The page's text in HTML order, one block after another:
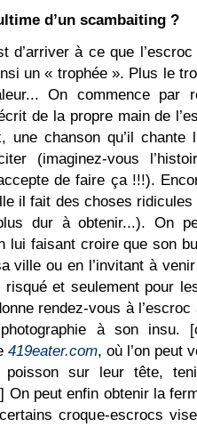
d’un scambaiting ?
d’arriver à ce que
un « trophée ». Plus le
On commence par
de la propre main de
une chanson qu’il chante
(imaginez-vous
de faire ça !!!).
il fait des choses ridicules
dur à obtenir...). On
lui faisant croire que son
ville ou en l’invitant à
et seulement pour
rendez-vous à
à son insu.
419eater.com, où l’on peut
poisson sur leur tête,
On peut enfin obtenir la
croque-escrocs